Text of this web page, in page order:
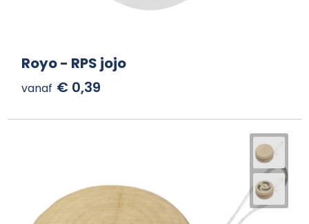
Royo - RPS jojo
vanaf € 0,39